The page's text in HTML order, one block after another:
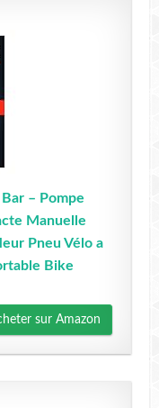
– Pompe
Manuelle
Pneu Vélo a
Bike
sur Amazon